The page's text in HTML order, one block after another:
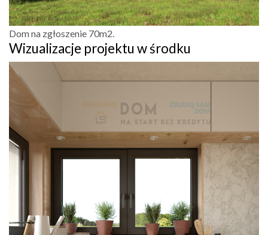
Dom na zgłoszenie 70m2.
Wizualizacje projektu w środku